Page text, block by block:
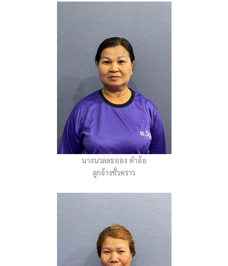
นางนวลละออง คำอ้อ
ลูกจ้างชั่วคราว